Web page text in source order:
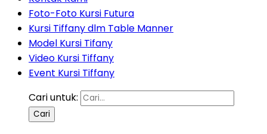
Foto-Foto Kursi Futura
Kursi Tiffany dlm Table Manner
Model Kursi Tifany
Video Kursi Tiffany
Event Kursi Tiffany
Cari untuk: